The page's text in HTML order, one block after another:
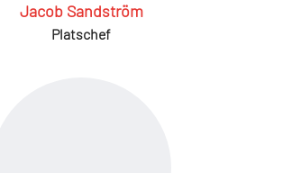
Jacob Sandström
Platschef